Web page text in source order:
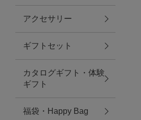
タオル
ウエア＆バッグ
ウエア
レイングッズ
アクセサリー
ギフトセット
カタログギフト・体験
ギフト
福袋・Happy Bag